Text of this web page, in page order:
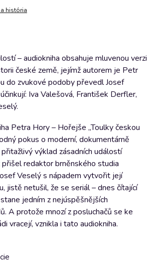
história
– audiokniha obsahuje mluvenou verzi
české země, jejímž autorem je Petr
do zvukové podoby převedl Josef
Iva Valešová, František Derfler,
Petra Hory – Hořejše „Toulky českou
pokus o moderní, dokumentárně
výklad zásadních událostí
přišel redaktor brněnského studia
Veselý s nápadem vytvořit její
jistě netušil, že se seriál – dnes čítající
jedním z nejúspěšnějších
A protože mnozí z posluchačů se ke
vracejí, vznikla i tato audiokniha.